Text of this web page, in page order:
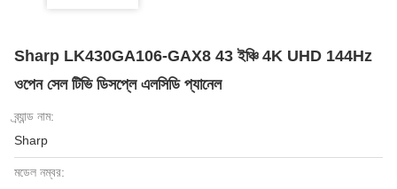
Sharp LK430GA106-GAX8 43 ইঞ্চি 4K UHD 144Hz
ওপেন সেল টিভি ডিসপ্লে এলসিডি প্যানেল
ব্র্যান্ড নাম:
Sharp
মডেল নম্বর: